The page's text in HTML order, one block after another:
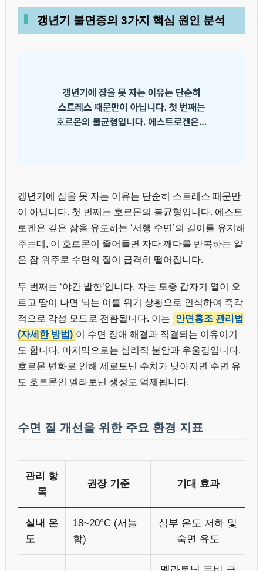
갱년기 불면증의 3가지 핵심 원인 분석
갱년기에 잠을 못 자는 이유는 단순히 스트레스 때문만
이 아닙니다. 첫 번째는 호르몬의 불균형입니다. 에스트
로겐은 깊은 잠을 유도하는 ‘서행 수면’의 길이를 유지해
주는데, 이 호르몬이 줄어들면 자다 깨다를 반복하는 얕
은 잠 위주로 수면의 질이 급격히 떨어집니다.
두 번째는 ‘야간 발한’입니다. 자는 도중 갑자기 열이 오
르고 땀이 나면 뇌는 이를 위기 상황으로 인식하여 즉각
적으로 각성 모드로 전환됩니다. 이는
안면홍조 관리법
(자세한 방법) 이 수면 장애 해결과 직결되는 이유이기
도 합니다. 마지막으로는 심리적 불안과 우울감입니다.
호르몬 변화로 인해 세로토닌 수치가 낮아지면 수면 유
도 호르몬인 멜라토닌 생성도 억제됩니다.
수면 질 개선을 위한 주요 환경 지표
관리 항
목
권장 기준 기대 효과
실내 온
도
18~20°C (서늘
함)
심부 온도 저하 및
숙면 유도